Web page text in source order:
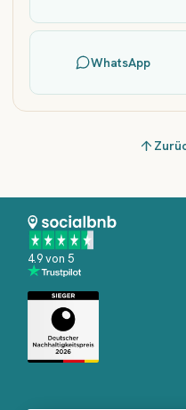
WhatsApp
4.9 von 5